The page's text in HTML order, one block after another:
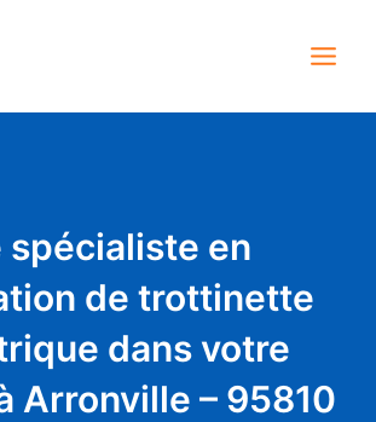
spécialiste en
de trottinette
dans votre
Arronville – 95810